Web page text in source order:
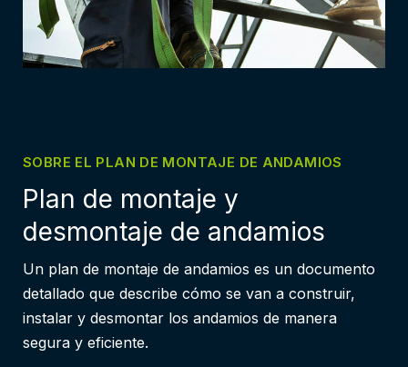
SOBRE EL PLAN DE MONTAJE DE ANDAMIOS
Plan de montaje y
desmontaje de andamios
Un plan de montaje de andamios es un documento
detallado que describe cómo se van a construir,
instalar y desmontar los andamios de manera
segura y eficiente.